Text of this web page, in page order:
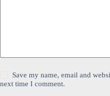
Save my name, email and
next time I comment.